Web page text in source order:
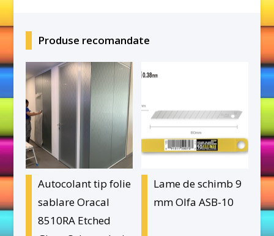
Produse recomandate
Autocolant tip folie
sablare Oracal
8510RA Etched
Lame de schimb 9
mm Olfa ASB-10